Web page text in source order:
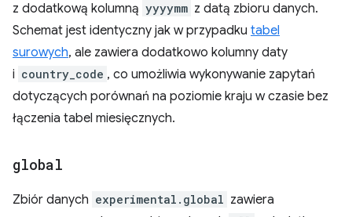
z dodatkową kolumną yyyymm z datą zbioru danych.
Schemat jest identyczny jak w przypadku tabel
surowych, ale zawiera dodatkowo kolumny daty
i country_code , co umożliwia wykonywanie zapytań
dotyczących porównań na poziomie kraju w czasie bez
łączenia tabel miesięcznych.
global
Zbiór danych experimental.global zawiera